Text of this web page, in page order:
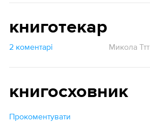
книготекар
2 коментарі Микола Ттт
книгосховник
Прокоментувати